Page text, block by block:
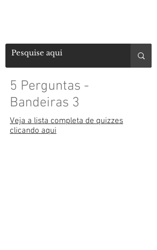
5 Perguntas -
Bandeiras 3
Veja a lista completa de quizzes
clicando aqui